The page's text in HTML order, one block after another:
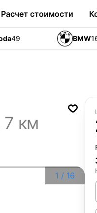
Расчет стоимости
49 BMW
7 км
1 / 16